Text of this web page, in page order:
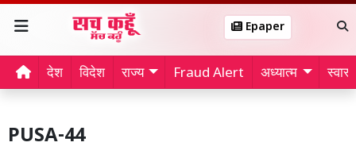
Epaper
देश विदेश राज्य Fraud Alert अध्यात्म
PUSA-44